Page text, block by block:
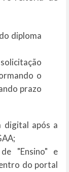
diploma
o
prazo
digital após a
"Ensino" e
do portal